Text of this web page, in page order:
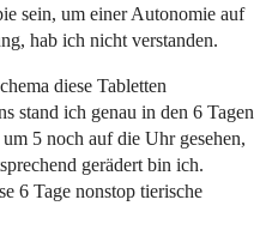
sein, um einer Autonomie auf
hab ich nicht verstanden.
diese Tabletten
stand ich genau in den 6 Tagen
5 noch auf die Uhr gesehen,
gerädert bin ich.
6 Tage nonstop tierische